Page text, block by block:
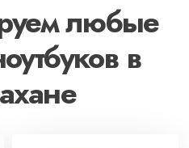
любые
в